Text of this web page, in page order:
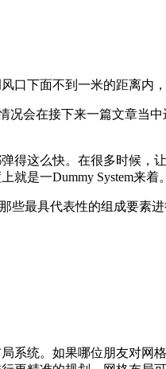
下面不到一米的距离内
会在接下来一篇文章当
这么快。在很多时候，
是一Dummy System来着。
最具代表性的组成要素
系统。如果哪位朋友对